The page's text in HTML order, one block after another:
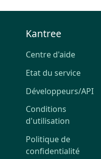
Kantree
Centre d'aide
Etat du service
Développeurs/API
Conditions
d'utilisation
Politique de
confidentialité